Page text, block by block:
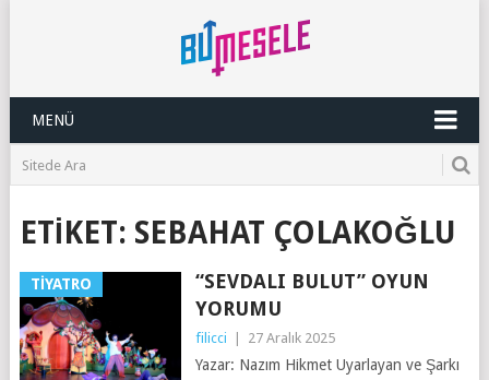
MENÜ
ETIKET: SEBAHAT ÇOLAKOĞLU
TIYATRO
“SEVDALI BULUT” OYUN
YORUMU
filicci 27 Aralık 2025
Yazar: Nazım Hikmet Uyarlayan ve Şarkı